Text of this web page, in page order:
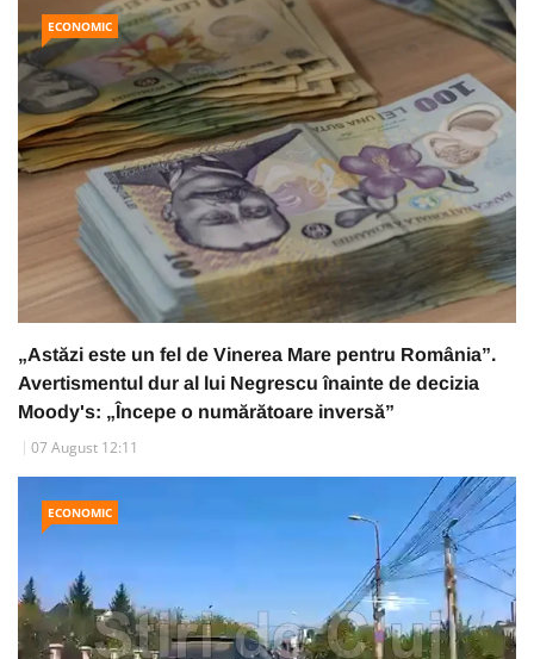
ECONOMIC
„Astăzi este un fel de Vinerea Mare pentru România”.
Avertismentul dur al lui Negrescu înainte de decizia
Moody's: „Începe o numărătoare inversă”
07 August 12:11
ECONOMIC